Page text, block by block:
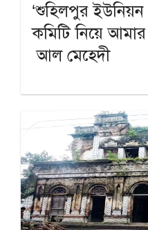
‘শুহিলপুর ইউনিয়ন
কমিটি নিয়ে আমার
আল মেহেদী